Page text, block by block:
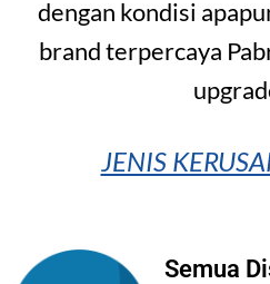
dengan kondisi
brand terpercaya
JENIS
Semua